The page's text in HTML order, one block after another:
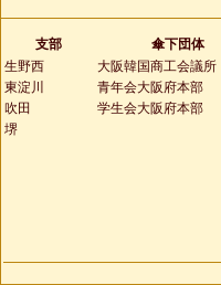
支部
生野西
東淀川
吹田
堺
傘下団体
大阪韓国商工会議所
青年会大阪府本部
学生会大阪府本部